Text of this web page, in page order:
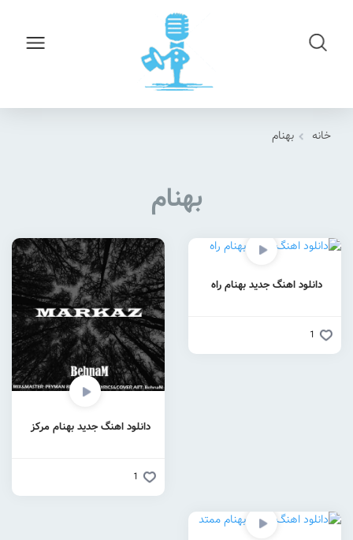
خانه بهنام
بهنام
دانلود اهنگ جدید بهنام راه
1
دانلود اهنگ جدید بهنام مرکز
1